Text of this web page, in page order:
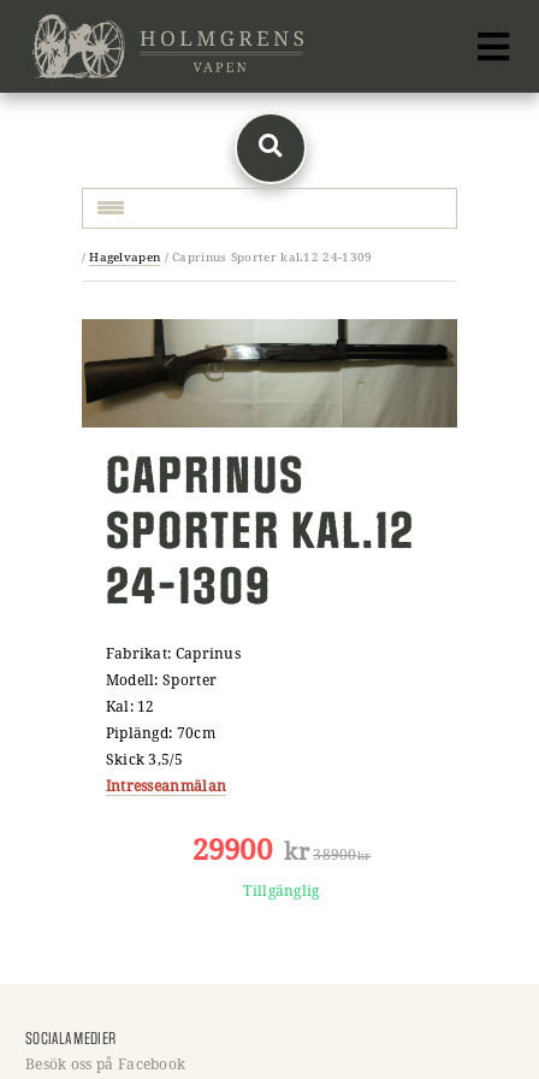
/ Hagelvapen /Caprinus Sporter kal.12 24-1309
CAPRINUS
SPORTER KAL.12
24-1309
Fabrikat: Caprinus
Modell: Sporter
Kal: 12
Piplängd: 70cm
Skick 3,5/5
Intresseanmälan
29900 kr 38900kr
Tillgänglig
SOCIALA MEDIER
Besök oss på Facebook